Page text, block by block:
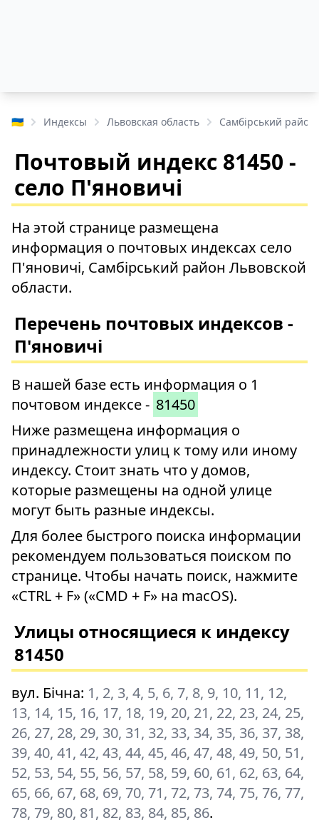
🇺🇦 Индексы Львовская область Самбірський район
Почтовый индекс 81450 -
село П'яновичі
На этой странице размещена
информация о почтовых индексах село
П'яновичі, Самбірський район Львовской
области.
Перечень почтовых индексов -
П'яновичі
В нашей базе есть информация о 1
почтовом индексе - 81450
Ниже размещена информация о
принадлежности улиц к тому или иному
индексу. Стоит знать что у домов,
которые размещены на одной улице
могут быть разные индексы.
Для более быстрого поиска информации
рекомендуем пользоваться поиском по
странице. Чтобы начать поиск, нажмите
«CTRL + F» («CMD + F» на macOS).
Улицы относящиеся к индексу
81450
вул. Бічна: 1, 2, 3, 4, 5, 6, 7, 8, 9, 10, 11, 12,
13, 14, 15, 16, 17, 18, 19, 20, 21, 22, 23, 24, 25,
26, 27, 28, 29, 30, 31, 32, 33, 34, 35, 36, 37, 38,
39, 40, 41, 42, 43, 44, 45, 46, 47, 48, 49, 50, 51,
52, 53, 54, 55, 56, 57, 58, 59, 60, 61, 62, 63, 64,
65, 66, 67, 68, 69, 70, 71, 72, 73, 74, 75, 76, 77,
78, 79, 80, 81, 82, 83, 84, 85, 86.